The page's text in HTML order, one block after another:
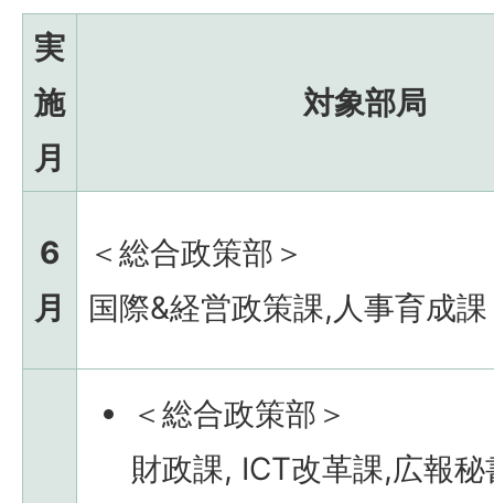
実
施
月
対象部局
6
月
＜総合政策部＞
国際&経営政策課,人事育成課
＜総合政策部＞
財政課, ICT改革課,広報秘